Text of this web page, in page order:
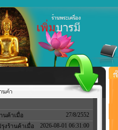
นค้าเมื่อ
27/8/2552
งร้านค้าเมื่อ
2026-08-01 06:31:00